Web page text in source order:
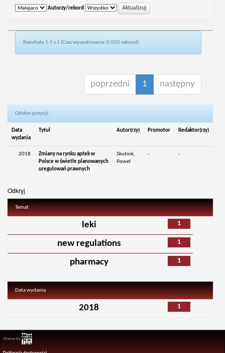
Autorzy/rekord
Rezultaty 1-1 z 1 (Czas wyszukiwania: 0.002 sekund).
poprzedni 1 następny
Odsłon pozycji:
Data
wydania
Tytuł Autor(rzy) Promotor Redaktor(rzy)
2018
Zmiany na rynku aptek w
Polsce w świetle planowanych
uregulowań prawnych
Skutnik,
Paweł
- -
Odkryj
Temat
1
leki
1
new regulations
1
pharmacy
Data wydania
1
2018
Theme by